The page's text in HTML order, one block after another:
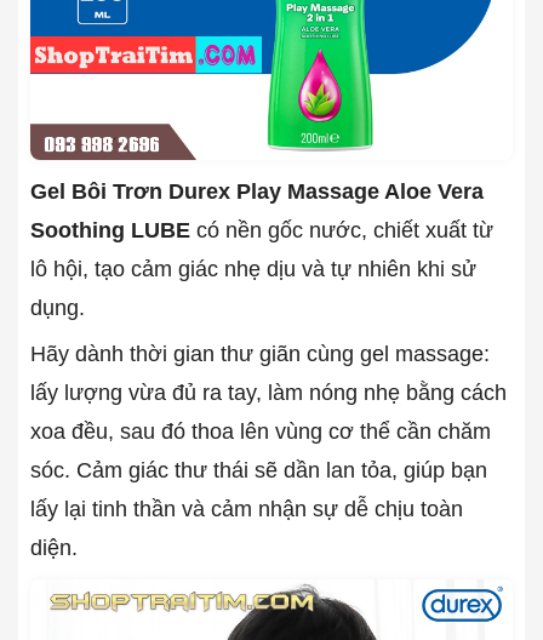
Gel Bôi Trơn Durex Play Massage Aloe Vera
Soothing LUBE có nền gốc nước, chiết xuất từ
lô hội, tạo cảm giác nhẹ dịu và tự nhiên khi sử
dụng.
Hãy dành thời gian thư giãn cùng gel massage:
lấy lượng vừa đủ ra tay, làm nóng nhẹ bằng cách
xoa đều, sau đó thoa lên vùng cơ thể cần chăm
sóc. Cảm giác thư thái sẽ dần lan tỏa, giúp bạn
lấy lại tinh thần và cảm nhận sự dễ chịu toàn
diện.